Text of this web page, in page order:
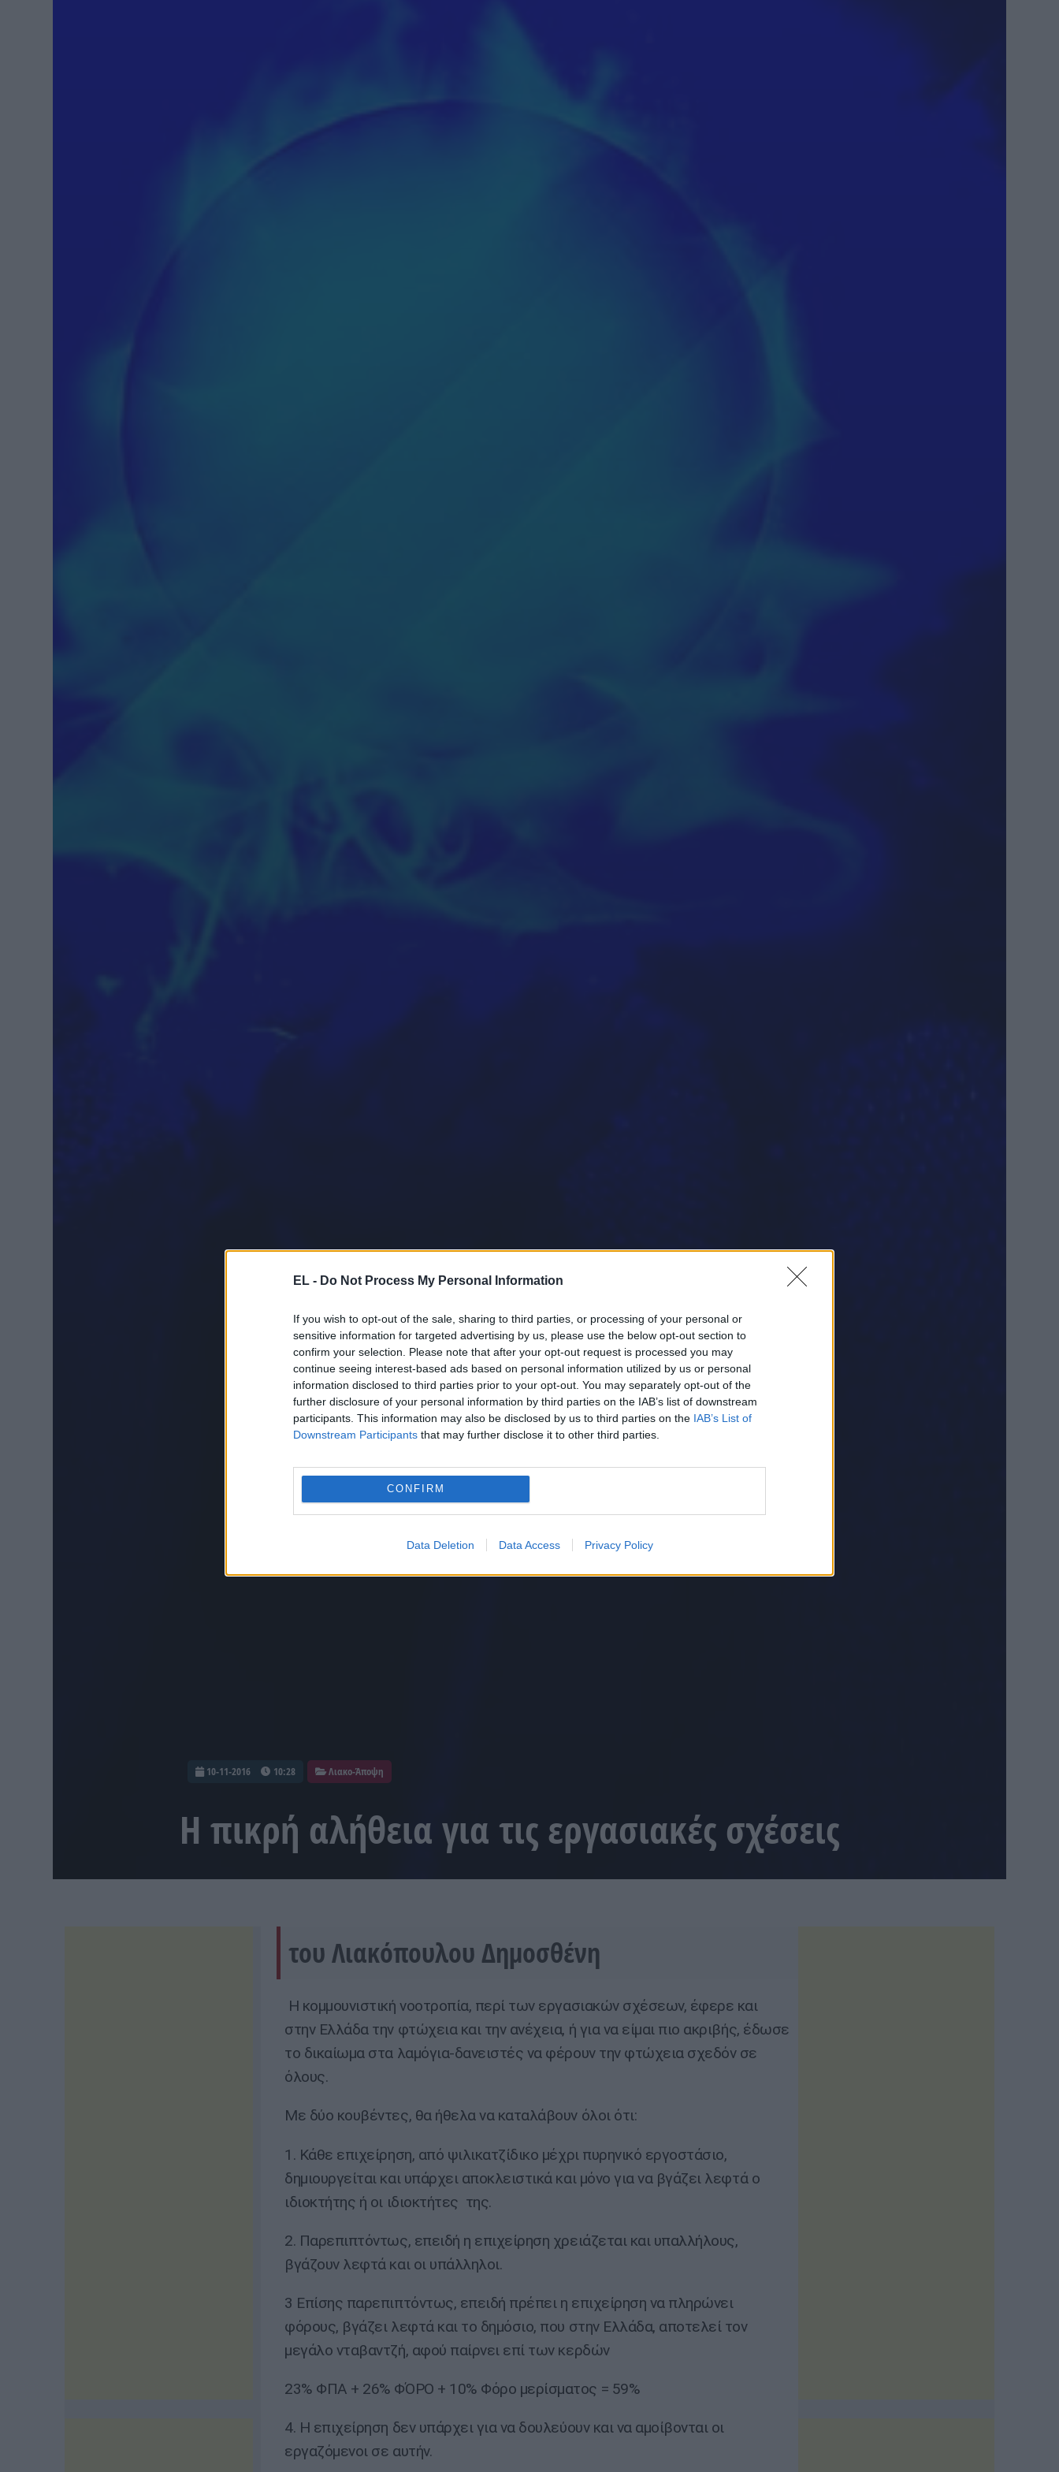
EL - Do Not Process My Personal Information
If you wish to opt-out of the sale, sharing to third parties, or processing of your personal or
sensitive information for targeted advertising by us, please use the below opt-out section to
confirm your selection. Please note that after your opt-out request is processed you may
continue seeing interest-based ads based on personal information utilized by us or personal
information disclosed to third parties prior to your opt-out. You may separately opt-out of the
further disclosure of your personal information by third parties on the IAB’s list of downstream
participants. This information may also be disclosed by us to third parties on the IAB’s List of
Downstream Participants that may further disclose it to other third parties.
CONFIRM
Data Deletion Data Access Privacy Policy
10-11-2016 10:28 Λιακο-Άποψη
Η πικρή αλήθεια για τις εργασιακές σχέσεις
του Λιακόπουλου Δημοσθένη
Η κομμουνιστική νοοτροπία, περί των εργασιακών σχέσεων, έφερε και
στην Ελλάδα την φτώχεια και την ανέχεια, ή για να είμαι πιο ακριβής, έδωσε
το δικαίωμα στα λαμόγια-δανειστές να φέρουν την φτώχεια σχεδόν σε
όλους.
Με δύο κουβέντες, θα ήθελα να καταλάβουν όλοι ότι:
1. Κάθε επιχείρηση, από ψιλικατζίδικο μέχρι πυρηνικό εργοστάσιο,
δημιουργείται και υπάρχει αποκλειστικά και μόνο για να βγάζει λεφτά ο
ιδιοκτήτης ή οι ιδιοκτήτες της.
2. Παρεπιπτόντως, επειδή η επιχείρηση χρειάζεται και υπαλλήλους,
βγάζουν λεφτά και οι υπάλληλοι.
3 Επίσης παρεπιπτόντως, επειδή πρέπει η επιχείρηση να πληρώνει
φόρους, βγάζει λεφτά και το δημόσιο, που στην Ελλάδα, αποτελεί τον
μεγάλο νταβαντζή, αφού παίρνει επί των κερδών
23% ΦΠΑ + 26% ΦΌΡΟ + 10% Φόρο μερίσματος = 59%
4. Η επιχείρηση δεν υπάρχει για να δουλεύουν και να αμοίβονται οι
εργαζόμενοι σε αυτήν.